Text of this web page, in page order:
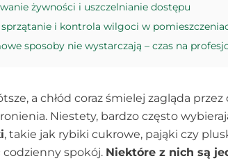
żywności i uszczelnianie dostępu
i kontrola wilgoci w
sposoby nie wystarczają – czas na
a chłód coraz śmielej zagląda
Niestety, bardzo często
, takie jak rybiki cukrowe, pająki czy
codzienny spokój. Niektóre z nich są